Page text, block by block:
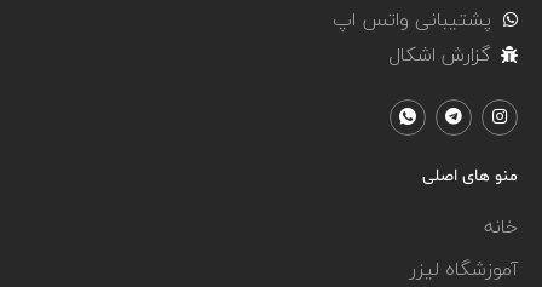
پشتیبانی واتس اپ
گزارش اشکال
منو های اصلی
خانه
آموزشگاه لیزر